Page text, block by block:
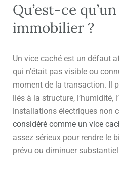
Qu’est-ce
immobilier ?
Un vice caché est un défaut
qui n’était pas visible ou
moment de la transaction. Il
liés à la structure, l’humidité,
installations électriques non
considéré comme un vice
assez sérieux pour rendre le
prévu ou diminuer